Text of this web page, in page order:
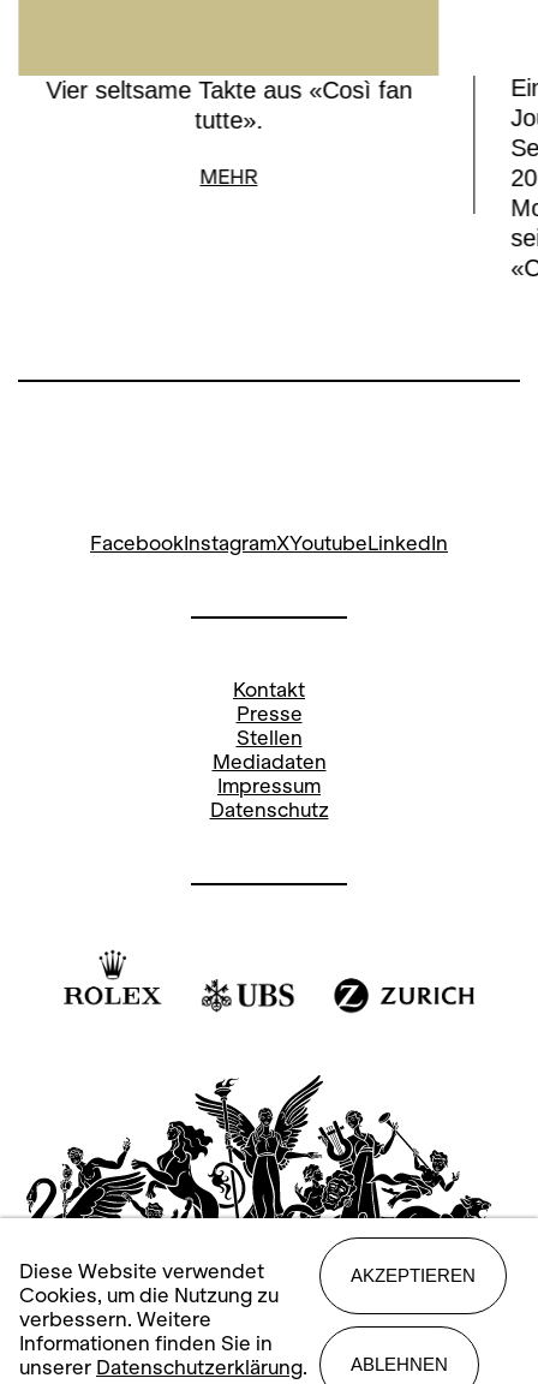
Vier seltsame Takte aus «Così fan
tutte».
MEHR
Facebook InstagramXYoutube LinkedIn
Kontakt
Presse
Stellen
Mediadaten
Impressum
Datenschutz
Diese Website verwendet
Cookies, um die Nutzung zu
verbessern. Weitere
Informationen finden Sie in
unserer Datenschutzerklärung.
AKZEPTIEREN
ABLEHNEN